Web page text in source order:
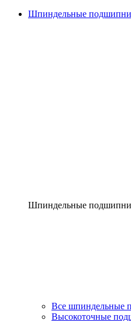
Шпиндельные
Шпиндельные
Все шпиндельные
Высокоточные